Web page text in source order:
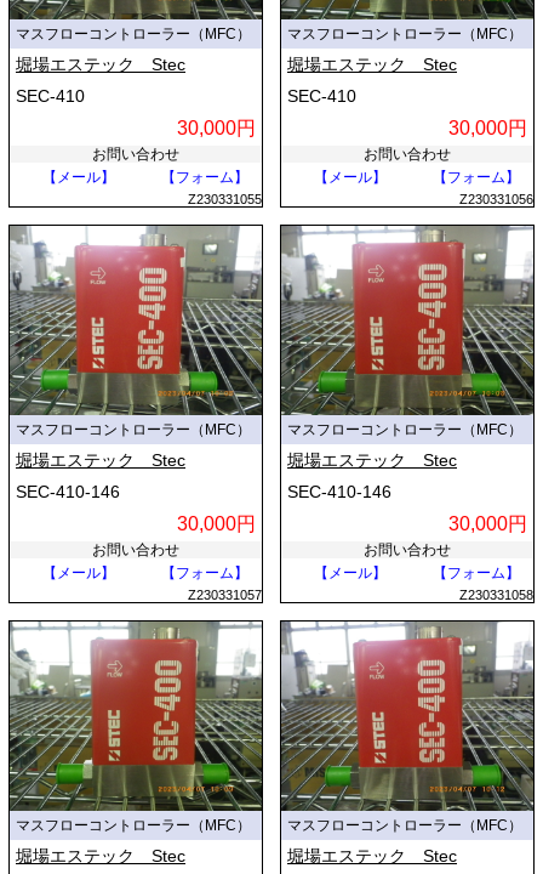
マスフローコントローラー（MFC）
堀場エステック Stec
SEC-410
30,000円
お問い合わせ
【メール】
【フォーム】
Z230331055
マスフローコントローラー（MFC）
堀場エステック Stec
SEC-410
30,000円
お問い合わせ
【メール】
【フォーム】
Z230331056
マスフローコントローラー（MFC）
堀場エステック Stec
SEC-410-146
30,000円
お問い合わせ
【メール】
【フォーム】
Z230331057
マスフローコントローラー（MFC）
堀場エステック Stec
SEC-410-146
30,000円
お問い合わせ
【メール】
【フォーム】
Z230331058
マスフローコントローラー（MFC）
堀場エステック Stec
マスフローコントローラー（MFC）
堀場エステック Stec